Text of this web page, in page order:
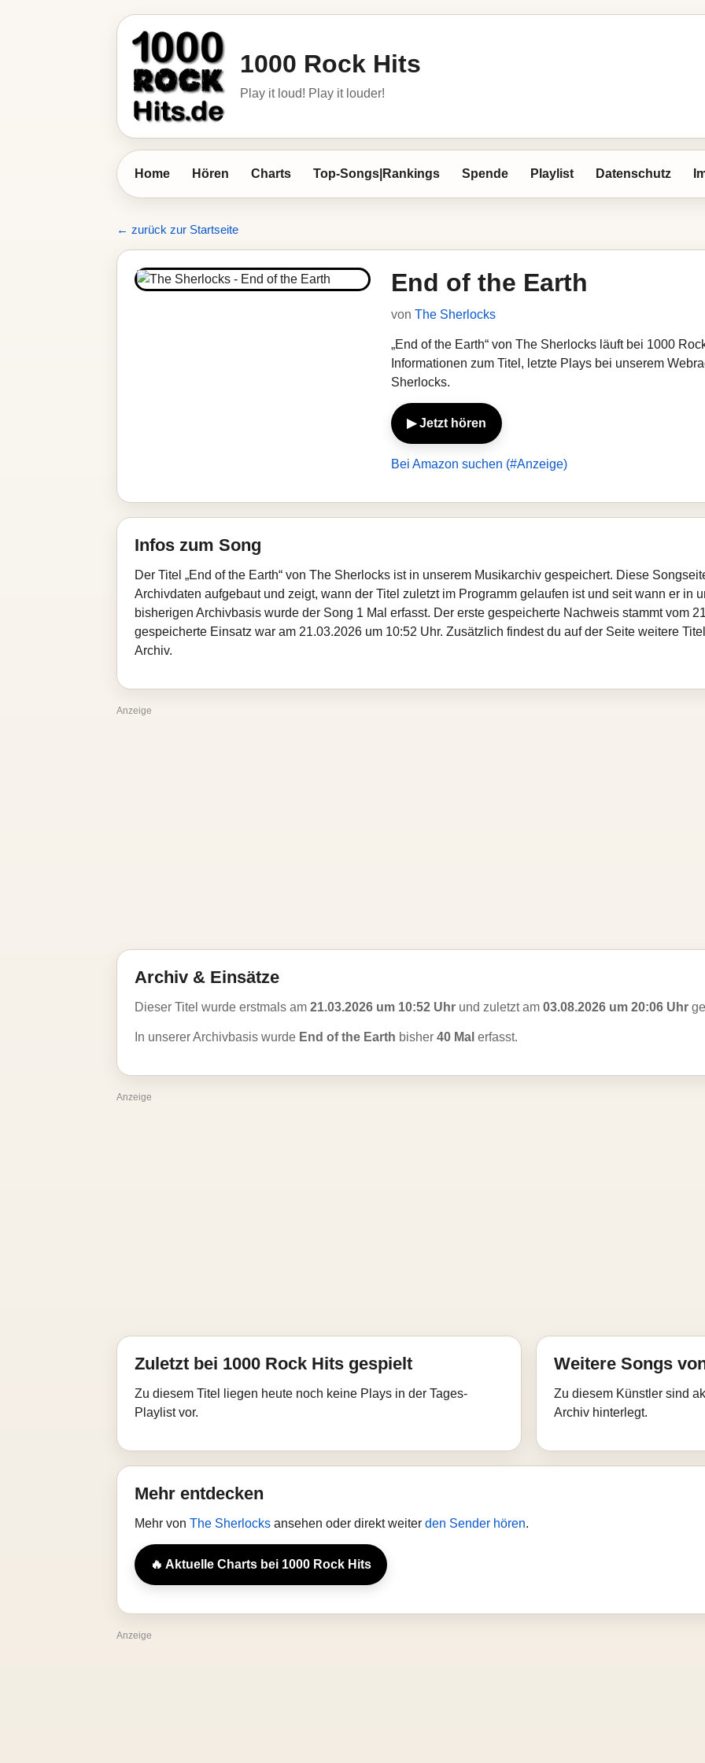
1000 Rock Hits
Play it loud! Play it louder!
Home Hören Charts Top-Songs|Rankings Spende Playlist Datenschutz
← zurück zur Startseite
End of the Earth
von The Sherlocks
„End of the Earth“ von The Sherlocks läuft bei 1000
Informationen zum Titel, letzte Plays bei unserem
Sherlocks.
▶ Jetzt hören
Bei Amazon suchen (#Anzeige)
Infos zum Song
Der Titel „End of the Earth“ von The Sherlocks ist in unserem Musikarchiv gespeichert. Diese
Archivdaten aufgebaut und zeigt, wann der Titel zuletzt im Programm gelaufen ist und seit wann er in
bisherigen Archivbasis wurde der Song 1 Mal erfasst. Der erste gespeicherte Nachweis stammt vom
gespeicherte Einsatz war am 21.03.2026 um 10:52 Uhr. Zusätzlich findest du auf der Seite weitere
Archiv.
Anzeige
Archiv & Einsätze
Dieser Titel wurde erstmals am 21.03.2026 um 10:52 Uhr und zuletzt am 03.08.2026 um 20:06 Uhr
In unserer Archivbasis wurde End of the Earth bisher 40 Mal erfasst.
Anzeige
Zuletzt bei 1000 Rock Hits gespielt
Zu diesem Titel liegen heute noch keine Plays in der Tages-
Playlist vor.
Weitere Songs
Zu diesem Künstler sind
Archiv hinterlegt.
Mehr entdecken
Mehr von The Sherlocks ansehen oder direkt weiter den Sender hören.
🔥 Aktuelle Charts bei 1000 Rock Hits
Anzeige